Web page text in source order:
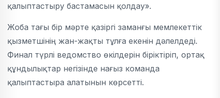
қалыптастыру бастамасын қолдау».
Жоба тағы бір мәрте қазіргі заманғы мемлекеттік
қызметшінің жан-жақты тұлға екенін дәлелдеді.
Финал түрлі ведомство өкілдерін біріктіріп, ортақ
құндылықтар негізінде нағыз команда
қалыптастыра алатынын көрсетті.